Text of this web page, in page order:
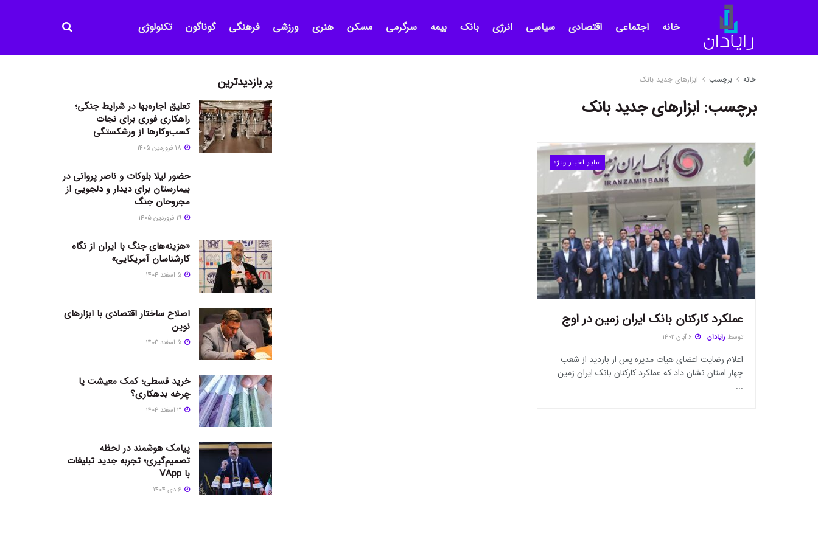
خانه اجتماعی اقتصادی سیاسی انرژی بانک بیمه سرگرمی مسکن هنری ورزشی فرهنگی گوناگون تکنولوژی
خانه برچسب ابزارهای جدید بانک
برچسب:ابزارهای جدید بانک
سایر اخبار ویژه
عملکرد کارکنان بانک ایران زمین در اوج
توسط رایادان
اعلام رضایت اعضای هیات مدیره پس از بازدید از شعب
چهار استان نشان داد که عملکرد کارکنان بانک ایران زمین
...
پر بازدیدترین
تعلیق اجاره‌بها در شرایط جنگی؛
راهکاری فوری برای نجات
کسب‌وکارها از ورشکستگی
حضور لیلا بلوکات و ناصر پروانی در
بیمارستان برای دیدار و دلجویی از
مجروحان جنگ
«هزینه‌های جنگ با ایران از نگاه
کارشناسان آمریکایی»
اصلاح ساختار اقتصادی با ابزارهای
نوین
خرید قسطی؛ کمک معیشت یا
چرخه بدهکاری؟
پیامک هوشمند در لحظه
تصمیم‌گیری؛ تجربه جدید تبلیغات
با VApp